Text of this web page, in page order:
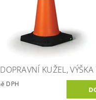
KUŽEL,
DPH